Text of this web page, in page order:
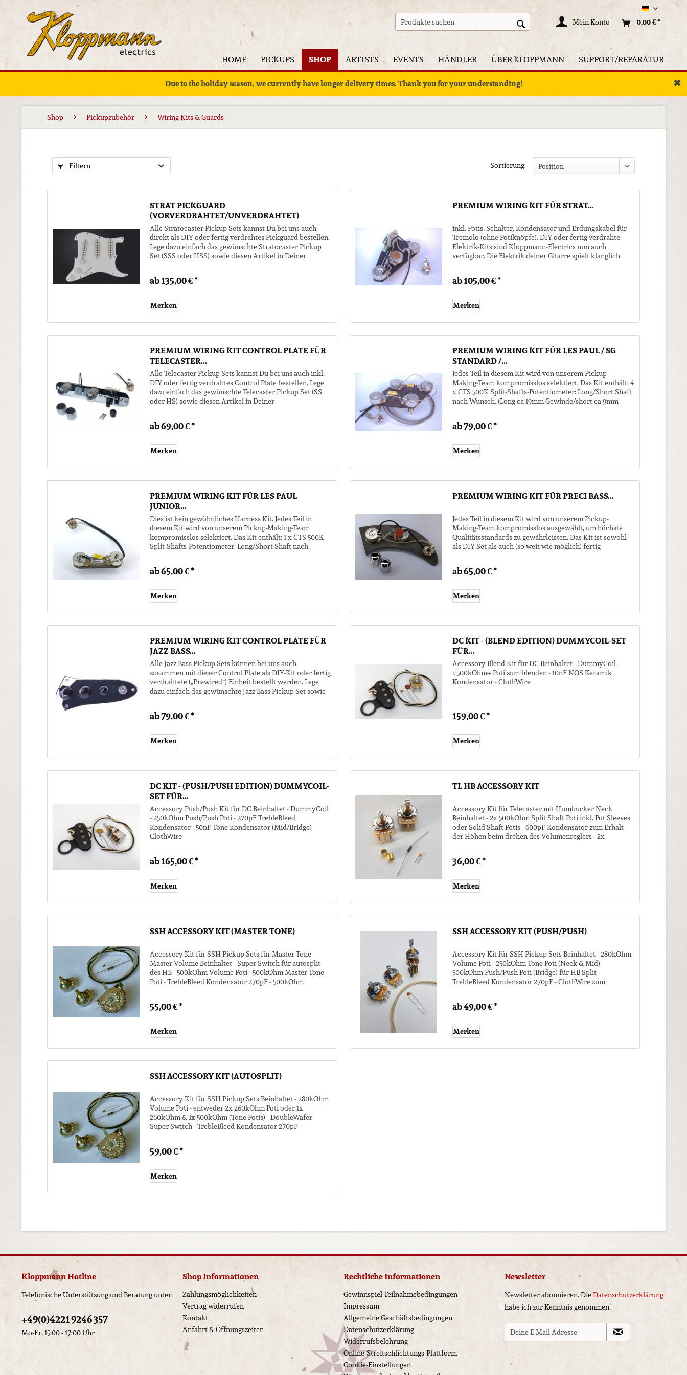
Deutsch
Mein Konto
0,00 € *
HOME PICKUPS SHOP ARTISTS EVENTS HÄNDLER ÜBER KLOPPMANN SUPPORT/REPARATUR
Due to the holiday season, we currently have longer delivery times. Thank you for your understanding! ✖
Shop Pickupzubehör Wiring Kits & Guards
Filtern Sortierung:
STRAT PICKGUARD
(VORVERDRAHTET/UNVERDRAHTET)
Alle Stratocaster Pickup Sets kannst Du bei uns auch
direkt als DIY oder fertig verdrahtes Pickguard bestellen.
Lege dazu einfach das gewünschte Stratocaster Pickup
Set (SSS oder HSS) sowie diesen Artikel in Deiner
ab 135,00 € *
Merken
PREMIUM WIRING KIT FÜR STRAT...
inkl. Potis, Schalter, Kondensator und Erdungskabel für
Tremolo (ohne Potiknöpfe). DIY oder fertig verdrahte
Elektrik-Kits sind Kloppmann-Electrics nun auch
verfügbar. Die Elektrik deiner Gitarre spielt klanglich
ab 105,00 € *
Merken
PREMIUM WIRING KIT CONTROL PLATE FÜR
TELECASTER...
Alle Telecaster Pickup Sets kannst Du bei uns auch inkl.
DIY oder fertig verdrahtes Control Plate bestellen. Lege
dazu einfach das gewünschte Telecaster Pickup Set (SS
oder HS) sowie diesen Artikel in Deiner
ab 69,00 € *
Merken
PREMIUM WIRING KIT FÜR LES PAUL / SG
STANDARD /...
Jedes Teil in diesem Kit wird von unserem Pickup-
Making-Team kompromisslos selektiert. Das Kit enthält: 4
x CTS 500K Split-Shafts-Potentiometer: Long/Short Shaft
nach Wunsch. (Long ca 19mm Gewinde/short ca 9mm
ab 79,00 € *
Merken
PREMIUM WIRING KIT FÜR LES PAUL
JUNIOR...
Dies ist kein gewöhnliches Harness Kit. Jedes Teil in
diesem Kit wird von unserem Pickup-Making-Team
kompromisslos selektiert. Das Kit enthält: 1 x CTS 500K
Split-Shafts-Potentiometer: Long/Short Shaft nach
ab 65,00 € *
Merken
PREMIUM WIRING KIT FÜR PRECI BASS...
Jedes Teil in diesem Kit wird von unserem Pickup-
Making-Team kompromisslos ausgewählt, um höchste
Qualitätsstandards zu gewährleisten. Das Kit ist sowohl
als DIY-Set als auch (so weit wie möglich) fertig
ab 65,00 € *
Merken
PREMIUM WIRING KIT CONTROL PLATE FÜR
JAZZ BASS...
Alle Jazz Bass Pickup Sets können bei uns auch
zusammen mit dieser Control Plate als DIY-Kit oder fertig
verdrahtete („Prewired“) Einheit bestellt werden. Lege
dazu einfach das gewünschte Jazz Bass Pickup Set sowie
ab 79,00 € *
Merken
DC KIT - (BLEND EDITION) DUMMYCOIL-SET
FÜR...
Accessory Blend Kit für DC Beinhaltet - DummyCoil -
>500kOhm+ Poti zum blenden - 10nF NOS Keramik
Kondensator - ClothWire
159,00 € *
Merken
DC KIT - (PUSH/PUSH EDITION) DUMMYCOIL-
SET FÜR...
Accessory Push/Push Kit für DC Beinhaltet - DummyCoil
- 250kOhm Push/Push Poti - 270pF TrebleBleed
Kondensator - 50nF Tone Kondensator (Mid/Bridge) -
ClothWire
ab 165,00 € *
Merken
TL HB ACCESSORY KIT
Accessory Kit für Telecaster mit Humbucker Neck
Beinhaltet - 2x 500kOhm Split Shaft Poti inkl. Pot Sleeves
oder Solid Shaft Potis - 600pF Kondensator zum Erhalt
der Höhen beim drehen des Volumenreglers - 2x
36,00 € *
Merken
SSH ACCESSORY KIT (MASTER TONE)
Accessory Kit für SSH Pickup Sets für Master Tone
Master Volume Beinhaltet - Super Switch für autosplit
des HB - 500kOhm Volume Poti - 500kOhm Master Tone
Poti - TrebleBleed Kondensator 270pF - 500kOhm
55,00 € *
Merken
SSH ACCESSORY KIT (PUSH/PUSH)
Accessory Kit für SSH Pickup Sets Beinhaltet - 280kOhm
Volume Poti - 250kOhm Tone Poti (Neck & Mid) -
500kOhm Push/Push Poti (Bridge) für HB Split -
TrebleBleed Kondensator 270pF - ClothWire zum
ab 49,00 € *
Merken
SSH ACCESSORY KIT (AUTOSPLIT)
Accessory Kit für SSH Pickup Sets Beinhaltet - 280kOhm
Volume Poti - entweder 2x 260kOhm Poti oder 1x
260kOhm & 1x 500kOhm (Tone Potis) - DoubleWafer
Super Switch - TrebleBleed Kondensator 270pF -
59,00 € *
Merken
Kloppmann Hotline
Telefonische Unterstützung und Beratung unter:
+49(0)4221 9246 357
Mo-Fr, 15:00 - 17:00 Uhr
Shop Informationen
Zahlungsmöglichkeiten
Vertrag widerrufen
Kontakt
Anfahrt & Öffnungszeiten
Rechtliche Informationen
Gewinnspiel-Teilnahmebedingungen
Impressum
Allgemeine Geschäftsbedingungen
Datenschutzerklärung
Widerrufsbelehrung
Online-Streitschlichtungs-Plattform
Cookie-Einstellungen
Newsletter
Newsletter abonnieren. DieDatenschutzerklärung
habe ich zur Kenntnis genommen.